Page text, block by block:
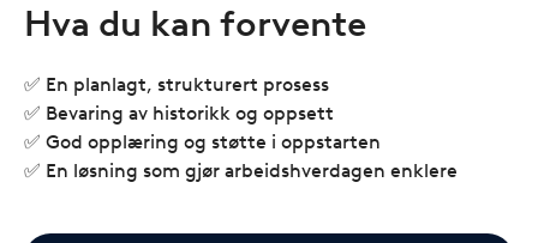
Hva du kan forvente
✅ En planlagt, strukturert prosess
✅ Bevaring av historikk og oppsett
✅ God opplæring og støtte i oppstarten
✅ En løsning som gjør arbeidshverdagen enklere